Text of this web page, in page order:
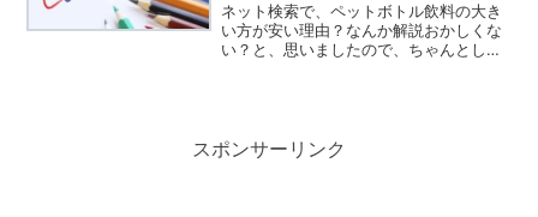
ネット検索で、ペットボトル飲料の大き
い方が安い理由？なんか解説おかしくな
い？と、思いましたので、ちゃんとした
スポンサーリンク